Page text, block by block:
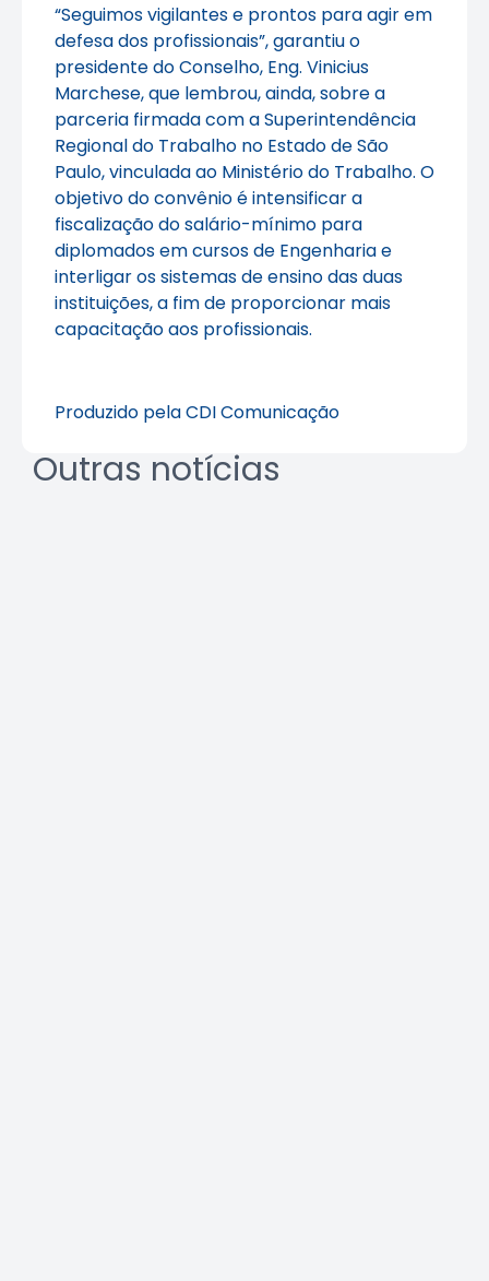
“Seguimos vigilantes e prontos para agir em
defesa dos profissionais”, garantiu o
presidente do Conselho, Eng. Vinicius
Marchese, que lembrou, ainda, sobre a
parceria firmada com a Superintendência
Regional do Trabalho no Estado de São
Paulo, vinculada ao Ministério do Trabalho. O
objetivo do convênio é intensificar a
fiscalização do salário-mínimo para
diplomados em cursos de Engenharia e
interligar os sistemas de ensino das duas
instituições, a fim de proporcionar mais
capacitação aos profissionais.
Produzido pela CDI Comunicação
Outras notícias